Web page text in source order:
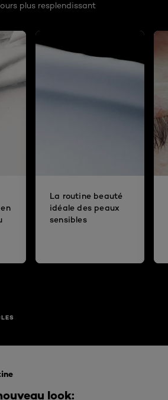
plus resplendissant
La routine beauté
idéale des peaux
sensibles
look: